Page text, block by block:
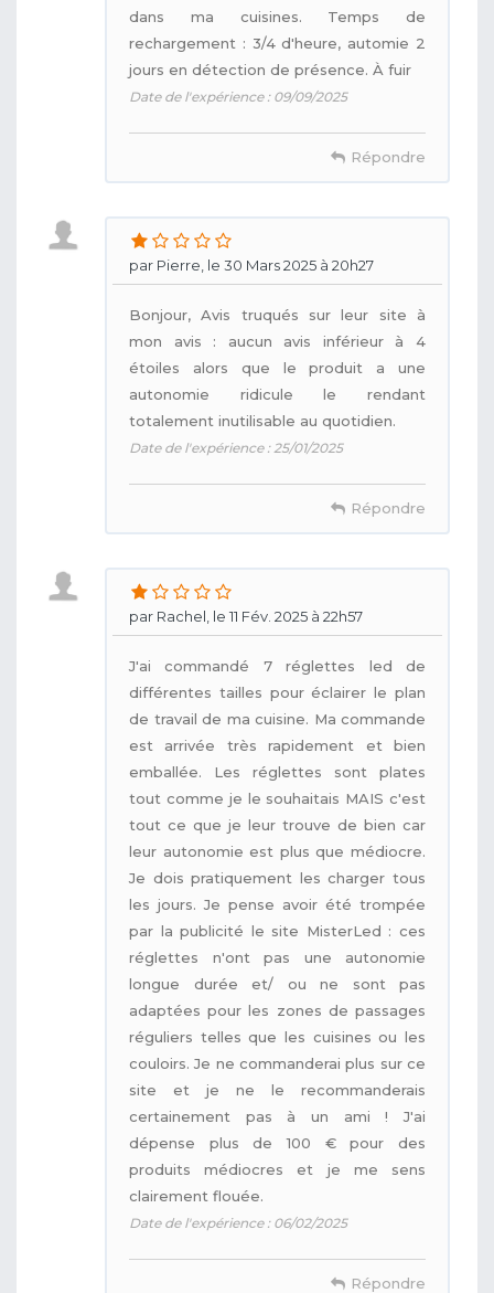
dans ma cuisines. Temps de
rechargement : 3/4 d'heure, automie 2
jours en détection de présence. À fuir
Date de l'expérience : 09/09/2025
Répondre
par Pierre, le 30 Mars 2025 à 20h27
Bonjour, Avis truqués sur leur site à
mon avis : aucun avis inférieur à 4
étoiles alors que le produit a une
autonomie ridicule le rendant
totalement inutilisable au quotidien.
Date de l'expérience : 25/01/2025
Répondre
par Rachel, le 11 Fév. 2025 à 22h57
J'ai commandé 7 réglettes led de
différentes tailles pour éclairer le plan
de travail de ma cuisine. Ma commande
est arrivée très rapidement et bien
emballée. Les réglettes sont plates
tout comme je le souhaitais MAIS c'est
tout ce que je leur trouve de bien car
leur autonomie est plus que médiocre.
Je dois pratiquement les charger tous
les jours. Je pense avoir été trompée
par la publicité le site MisterLed : ces
réglettes n'ont pas une autonomie
longue durée et/ ou ne sont pas
adaptées pour les zones de passages
réguliers telles que les cuisines ou les
couloirs. Je ne commanderai plus sur ce
site et je ne le recommanderais
certainement pas à un ami ! J'ai
dépense plus de 100 € pour des
produits médiocres et je me sens
clairement flouée.
Date de l'expérience : 06/02/2025
Répondre